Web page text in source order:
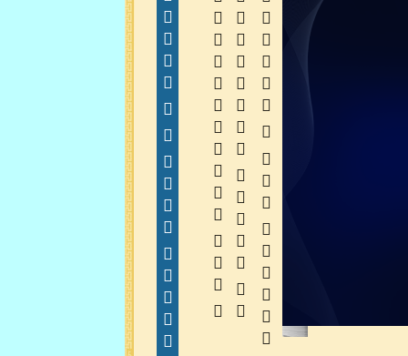
     